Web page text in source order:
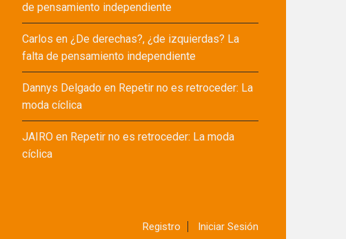
de pensamiento independiente
Carlos en ¿De derechas?, ¿de izquierdas? La
falta de pensamiento independiente
Dannys Delgadoen Repetir no es retroceder: La
moda cíclica
JAIROen Repetir no es retroceder: La moda
cíclica
Registro Iniciar Sesión